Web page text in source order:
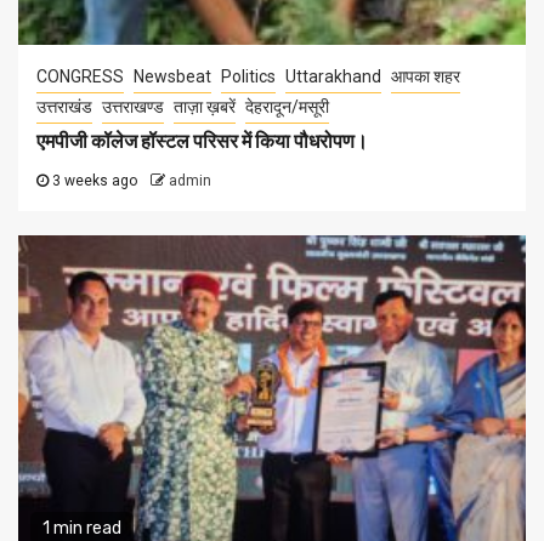
CONGRESS Newsbeat Politics Uttarakhand
आपका शहर
उत्तराखंड उत्तराखण्ड ताज़ा ख़बरें देहरादून/मसूरी
एमपीजी कॉलेज हॉस्टल परिसर में किया पौधरोपण।
3 weeks ago admin
1 min read